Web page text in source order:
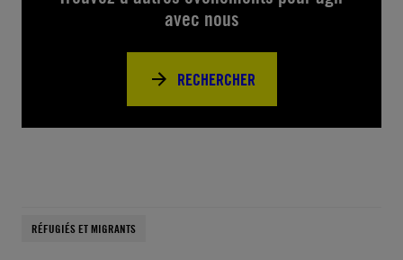
avec nous
RECHERCHER
RÉFUGIÉS ET MIGRANTS